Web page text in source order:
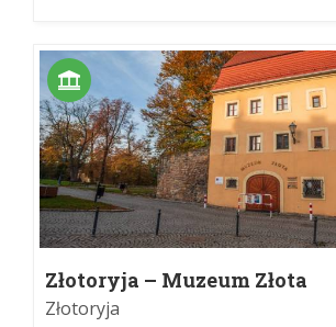
Złotoryja – Muzeum Złota
Złotoryja